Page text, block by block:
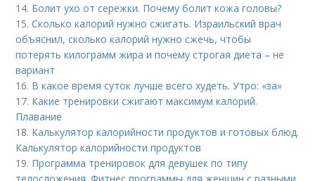
14. Болит ухо от сережки. Почему болит кожа головы?
15.Сколько калорий нужно сжигать. Израильский врач
объяснил, сколько калорий нужно сжечь, чтобы
потерять килограмм жира и почему строгая диета – не
вариант
16. В какое время суток лучше всего худеть. Утро: «за»
17. Какие тренировки сжигают максимум калорий.
Плавание
18. Калькулятор калорийности продуктов и готовых блюд.
Калькулятор калорийности продуктов
19. Программа тренировок для девушек по типу
телосложения. Фитнес программы для женщин с разными